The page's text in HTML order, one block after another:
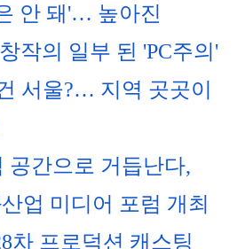
안 돼'… 높아진
작의 일부 된 'PC주의'
서울?… 지역 곳곳이
공간으로 거듭난다,
업 미디어 포럼 개최
차 프로덕션 캐스팅